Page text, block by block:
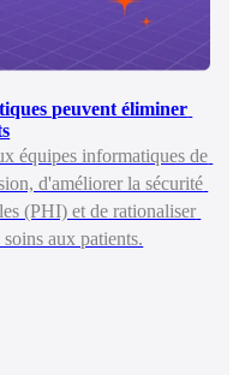
peuvent éliminer
équipes informatiques de
d'améliorer la sécurité
(PHI) et de rationaliser
aux patients.